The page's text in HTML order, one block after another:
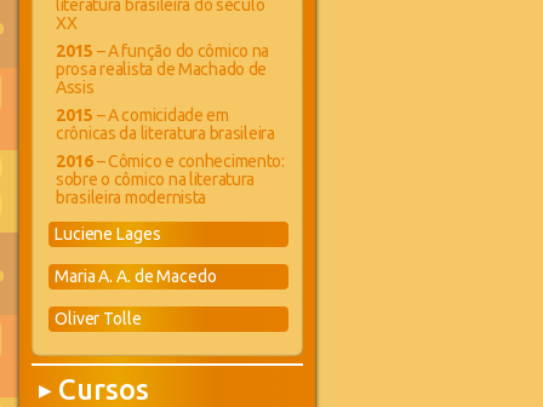
literatura brasileira do século
XX
2015 – A função do cômico na
prosa realista de Machado de
Assis
2015 – A comicidade em
crônicas da literatura brasileira
2016– Cômico e conhecimento:
sobre o cômico na literatura
brasileira modernista
Luciene Lages
Maria A. A. de Macedo
Oliver Tolle
▶ Cursos